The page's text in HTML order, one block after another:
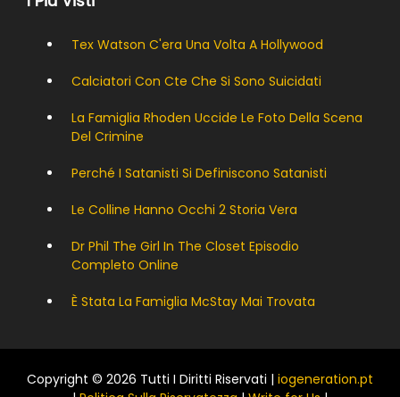
Tex Watson C'era Una Volta A Hollywood
Calciatori Con Cte Che Si Sono Suicidati
La Famiglia Rhoden Uccide Le Foto Della Scena
Del Crimine
Perché I Satanisti Si Definiscono Satanisti
Le Colline Hanno Occhi 2 Storia Vera
Dr Phil The Girl In The Closet Episodio
Completo Online
È Stata La Famiglia McStay Mai Trovata
Copyright © 2026 Tutti I Diritti Riservati | iogeneration.pt